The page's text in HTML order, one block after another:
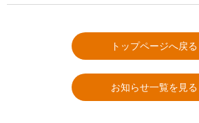
トップページへ戻る
お知らせ一覧を見る